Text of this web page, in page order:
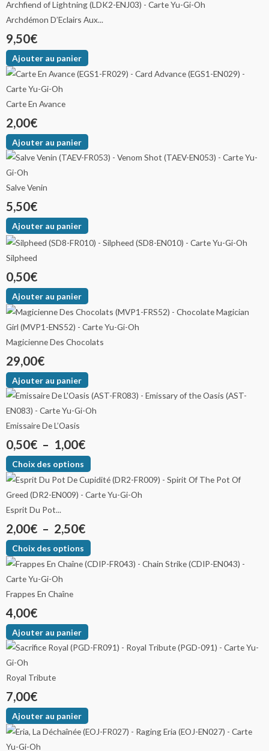
Archdémon D’Eclairs Aux...
9,50€
Ajouter au panier
Carte En Avance
2,00€
Ajouter au panier
Salve Venin
5,50€
Ajouter au panier
Silpheed
0,50€
Ajouter au panier
Magicienne Des Chocolats
29,00€
Ajouter au panier
Emissaire De L’Oasis
0,50€ – 1,00€
Choix des options
Esprit Du Pot...
2,00€ – 2,50€
Choix des options
Frappes En Chaîne
4,00€
Ajouter au panier
Royal Tribute
7,00€
Ajouter au panier